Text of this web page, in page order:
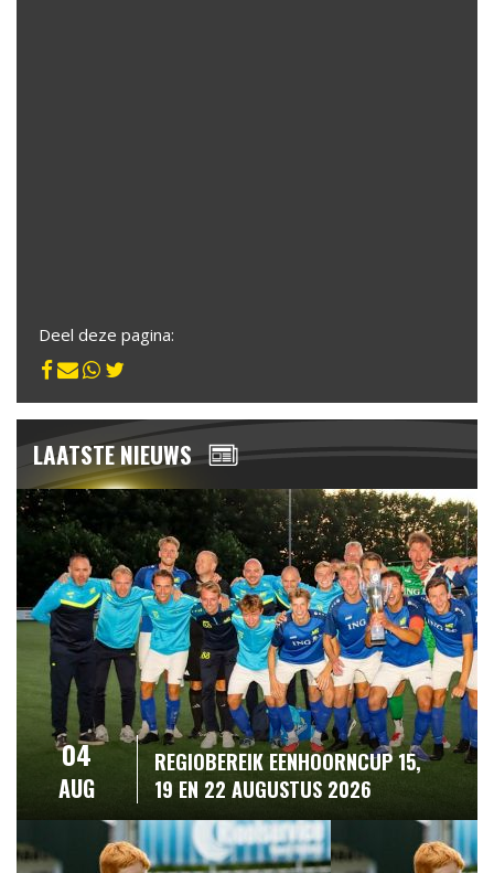
Deel deze pagina:
LAATSTE NIEUWS
04
AUG
REGIOBEREIK EENHOORNCUP 15,
19 EN 22 AUGUSTUS 2026